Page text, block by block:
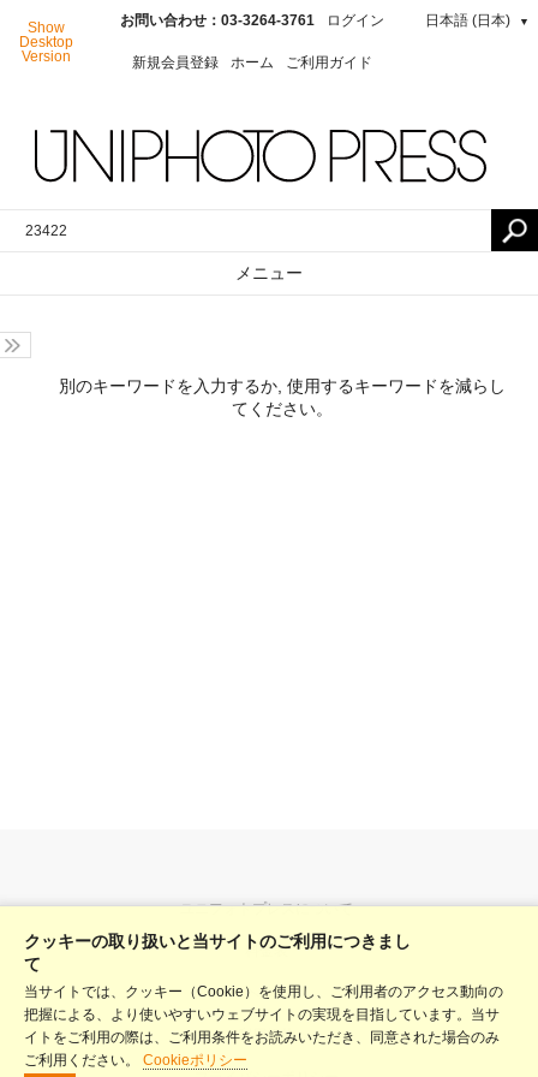
Show
Desktop
Version
お問い合わせ：03-3264-3761 ログイン
新規会員登録 ホーム ご利用ガイド
日本語 (日本) ▼
メニュー
別のキーワードを入力するか, 使用するキーワードを減らし
てください。
ユニフォトプレスについて
料金表
ヘルプ
利用規約
クッキーの取り扱いと当サイトのご利用につきまし
て
当サイトでは、クッキー（Cookie）を使用し、ご利用者のアクセス動向の
把握による、より使いやすいウェブサイトの実現を目指しています。当サ
イトをご利用の際は、ご利用条件をお読みいただき、同意された場合のみ
ご利用ください。 Cookieポリシー